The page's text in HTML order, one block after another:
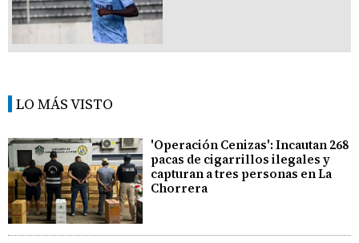
LO MÁS VISTO
'Operación Cenizas': Incautan 268
pacas de cigarrillos ilegales y
capturan a tres personas en La
Chorrera